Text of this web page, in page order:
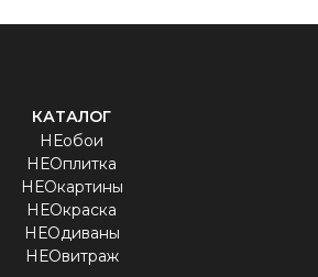
КАТАЛОГ
НЕобои
НЕОплитка
НЕОкартины
НЕОкраска
НЕОдиваны
НЕОвитраж